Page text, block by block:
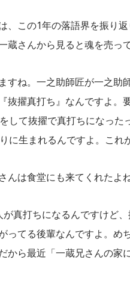
、この1年の落語界を振り
蔵さんから見ると魂を売っ
ますね。一之助師匠が一之
抜擢真打ち』なんですよ。
して抜擢で真打ちになっ
に生まれるんですよ。これ
んは食堂にも来てくれたよ
が真打ちになるんですけど
ってる後輩なんですよ。
から最近「一蔵兄さんの家